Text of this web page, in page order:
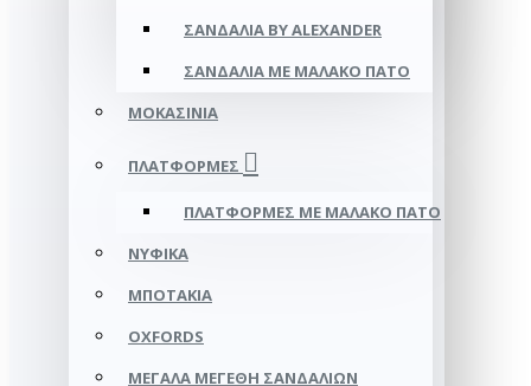
ΣΑΝΔΆΛΙΑ BY ALEXANDER
ΣΑΝΔΆΛΙΑ ΜΕ ΜΑΛΑΚΌ ΠΆΤΟ
ΜΟΚΑΣΊΝΙΑ
ΠΛΑΤΦΌΡΜΕΣ
ΠΛΑΤΦΟΡΜΕΣ ΜΕ ΜΑΛΑΚΟ ΠΑΤΟ
ΝΥΦΙΚΆ
ΜΠΟΤΆΚΙΑ
OXFORDS
ΜΕΓΆΛΑ ΜΕΓΈΘΗ ΣΑΝΔΑΛΙΏΝ